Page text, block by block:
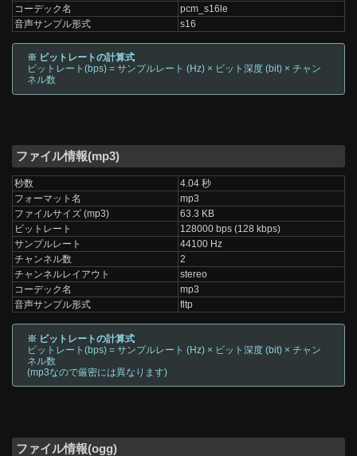
コーデック名
pcm_s16le
音声サンプル形式
s16
※ ビットレートの計算式
ビットレート(bps) = サンプルレート (Hz) × ビット深度 (bit) × チャン
ネル数
ファイル情報(mp3)
秒数
4.04 秒
フォーマット名
mp3
ファイルサイズ (mp3)
63.3 KB
ビットレート
128000 bps (128 kbps)
サンプルレート
44100 Hz
チャンネル数
2
チャンネルレイアウト
stereo
コーデック名
mp3
音声サンプル形式
fltp
※ ビットレートの計算式
ビットレート(bps) = サンプルレート (Hz) × ビット深度 (bit) × チャン
ネル数
(mp3なので厳密には異なります)
ファイル情報(ogg)